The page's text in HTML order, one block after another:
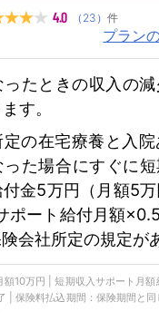
4.0 （ 23 ） 件
プラン
たときの収入の
す。
の在宅療養と入
った場合にすぐに
金5万円（月額5
ポート給付月額
会社所定の規定が
額10万円 | 短期収入サポート月額
| 保険料払込期間：保険期間と同